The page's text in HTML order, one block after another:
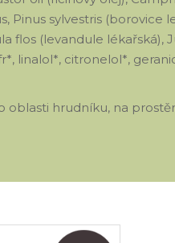
sylvestris (borovice
flos (levandule lékařská),
linalol*, citronelol*,
hrudníku, na